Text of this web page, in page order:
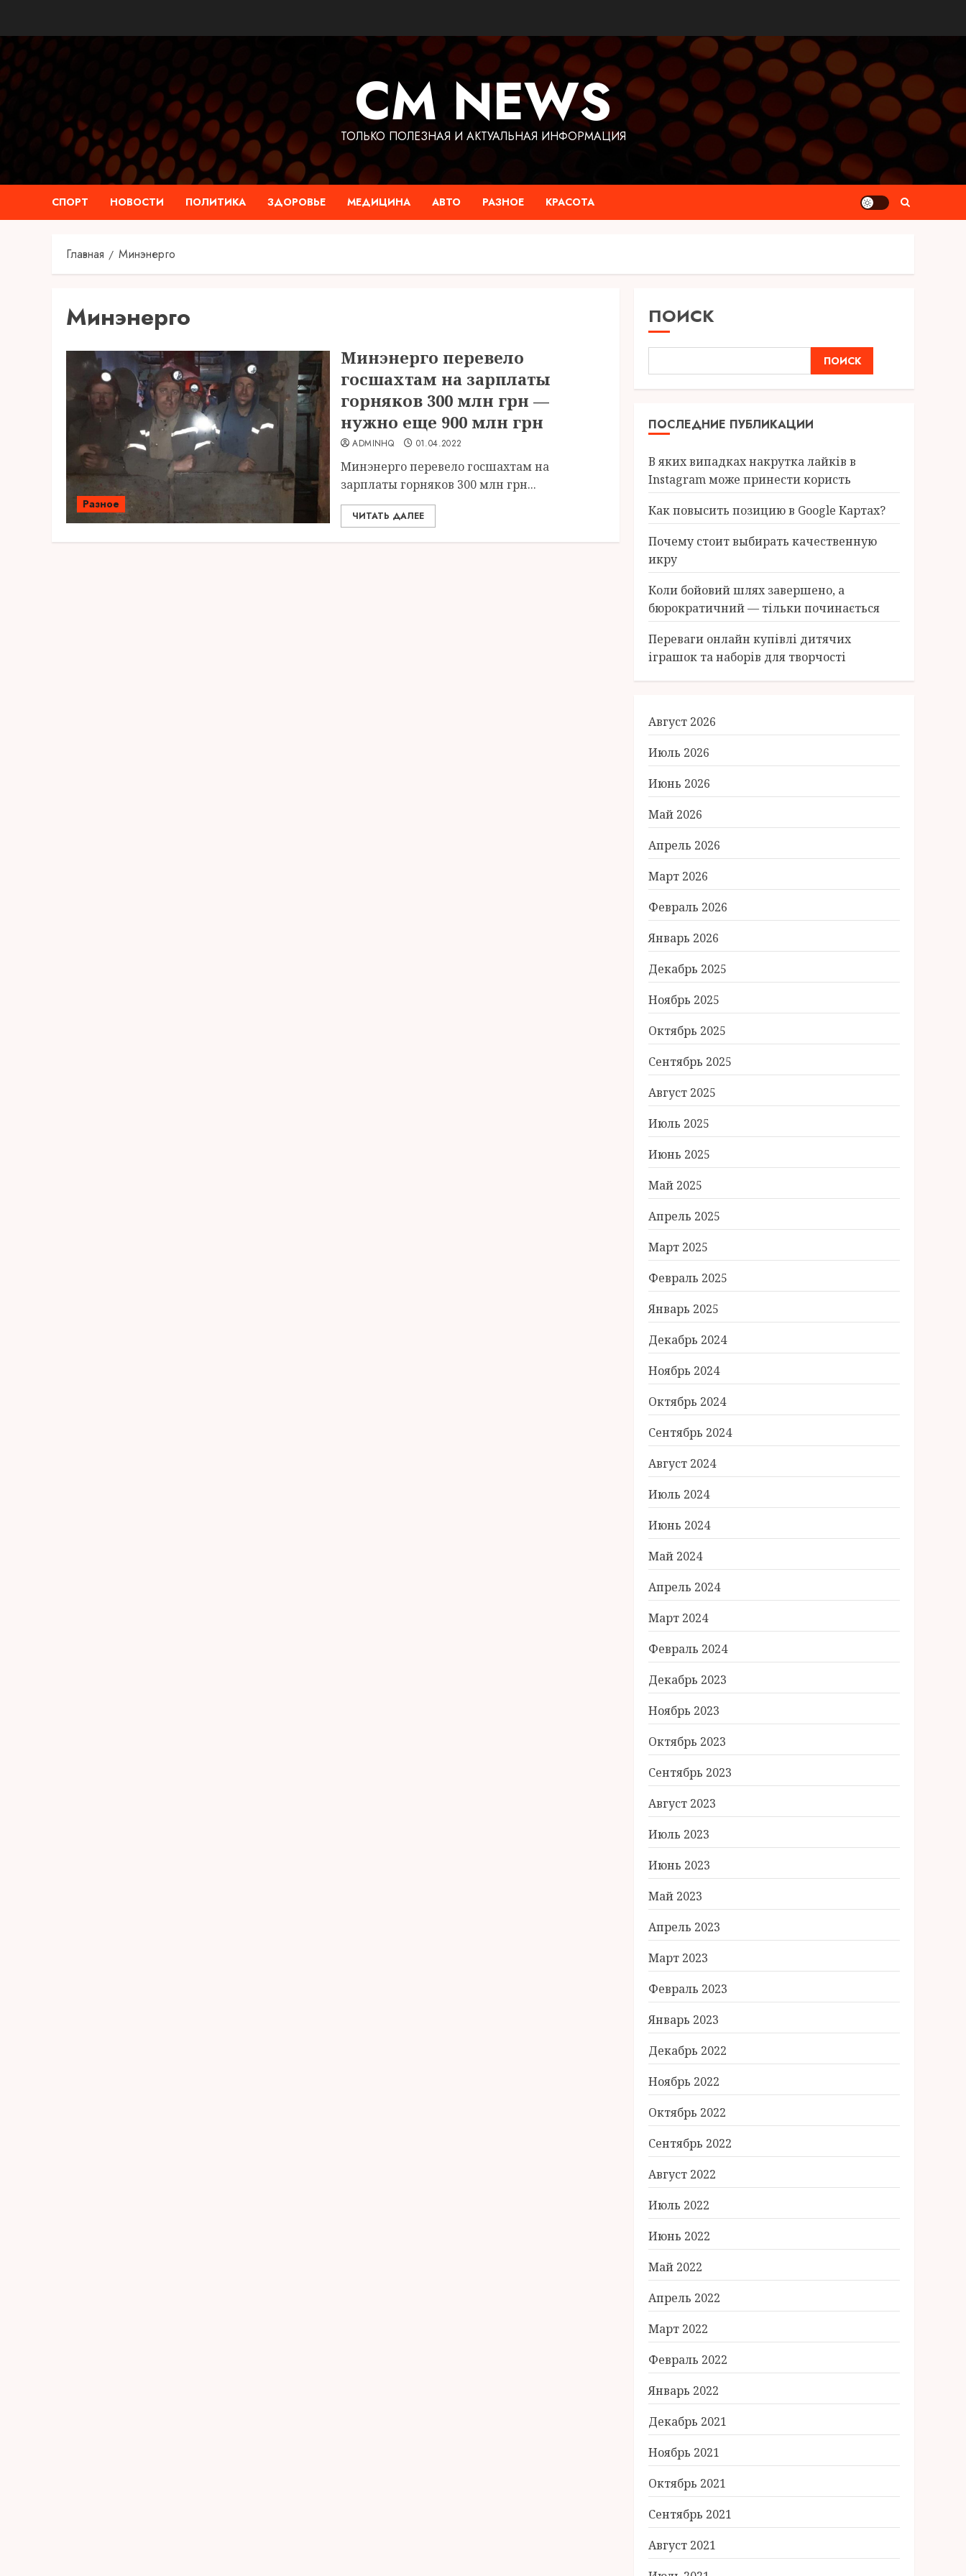
содержимому
CM NEWS
ТОЛЬКО ПОЛЕЗНАЯ И АКТУАЛЬНАЯ ИНФОРМАЦИЯ
СПОРТ НОВОСТИ ПОЛИТИКА ЗДОРОВЬЕ МЕДИЦИНА АВТО РАЗНОЕ КРАСОТА
Главная Минэнерго
Минэнерго
Разное
Минэнерго перевело
госшахтам на зарплаты
горняков 300 млн грн —
нужно еще 900 млн грн
ADMINHQ 01.04.2022
Минэнерго перевело госшахтам на
зарплаты горняков 300 млн грн...
ЧИТАТЬ ДАЛЕЕ
ПОИСК
ПОИСК
ПОСЛЕДНИЕ ПУБЛИКАЦИИ
В яких випадках накрутка лайків в
Instagram може принести користь
Как повысить позицию в Google Картах?
Почему стоит выбирать качественную
икру
Коли бойовий шлях завершено, а
бюрократичний — тільки починається
Переваги онлайн купівлі дитячих
іграшок та наборів для творчості
Август 2026
Июль 2026
Июнь 2026
Май 2026
Апрель 2026
Март 2026
Февраль 2026
Январь 2026
Декабрь 2025
Ноябрь 2025
Октябрь 2025
Сентябрь 2025
Август 2025
Июль 2025
Июнь 2025
Май 2025
Апрель 2025
Март 2025
Февраль 2025
Январь 2025
Декабрь 2024
Ноябрь 2024
Октябрь 2024
Сентябрь 2024
Август 2024
Июль 2024
Июнь 2024
Май 2024
Апрель 2024
Март 2024
Февраль 2024
Декабрь 2023
Ноябрь 2023
Октябрь 2023
Сентябрь 2023
Август 2023
Июль 2023
Июнь 2023
Май 2023
Апрель 2023
Март 2023
Февраль 2023
Январь 2023
Декабрь 2022
Ноябрь 2022
Октябрь 2022
Сентябрь 2022
Август 2022
Июль 2022
Июнь 2022
Май 2022
Апрель 2022
Март 2022
Февраль 2022
Январь 2022
Декабрь 2021
Ноябрь 2021
Октябрь 2021
Сентябрь 2021
Август 2021